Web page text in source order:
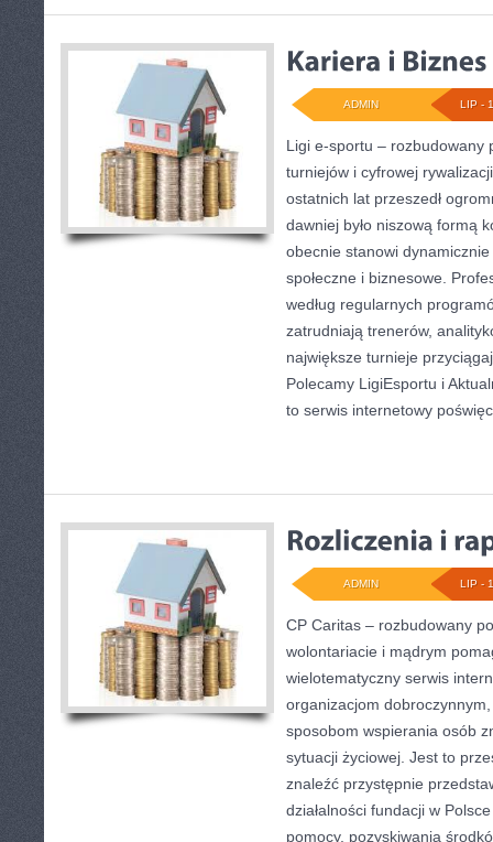
LIP -
ADMIN
Ligi e-sportu – rozbudowany
turniejów i cyfrowej
ostatnich lat przeszedł
dawniej było niszową formą
obecnie stanowi
społeczne i biznesowe.
według regularnych
zatrudniają trenerów,
największe turnieje
Polecamy LigiEsportu i
to serwis internetowy
LIP -
ADMIN
CP Caritas – rozbudowany
wolontariacie i mądrym
wielotematyczny serwis
organizacjom
sposobom wspierania osób
sytuacji życiowej. Jest to
znaleźć przystępnie
działalności fundacji w
pomocy, pozyskiwania